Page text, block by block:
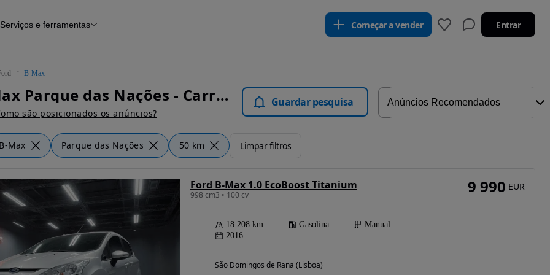
Histórico do veículo
Serviços e ferramentas Começar a vender Entrar
B-Max
Ford B-Max Parque das Nações - Carros
são posicionados os anúncios?
Guardar pesquisa
B-Max Parque das Nações 50 km Limpar filtros
Ford B-Max 1.0 EcoBoost Titanium
998 cm3 • 100 cv
18 208 km Gasolina
Manual
2016
São Domingos de Rana (Lisboa)
9 990 EUR